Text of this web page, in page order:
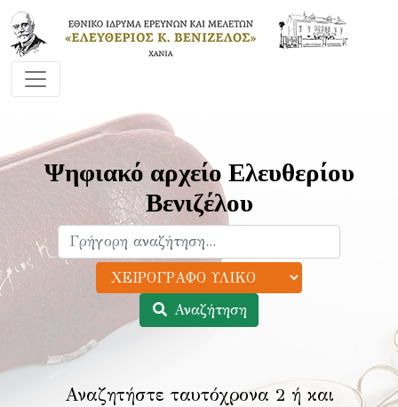
Ψηφιακό αρχείο Ελευθερίου
Βενιζέλου
Αναζήτηση
Αναζητήστε ταυτόχρονα 2 ή και